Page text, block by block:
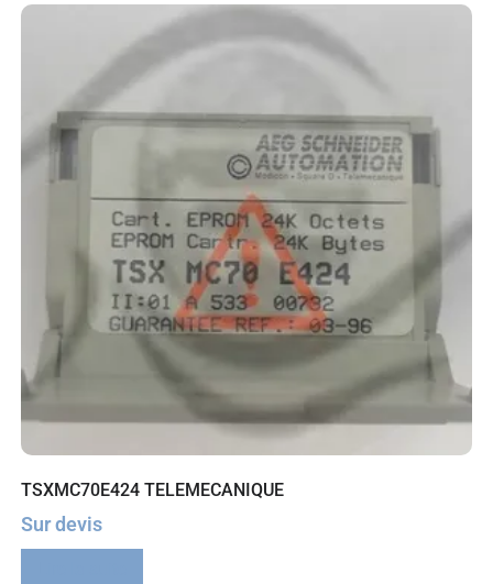
TSXMC70E424 TELEMECANIQUE
Sur devis